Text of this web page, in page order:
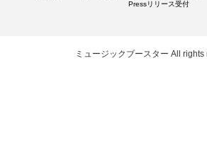
Pressリリース受付
ミュージックブースター All rights